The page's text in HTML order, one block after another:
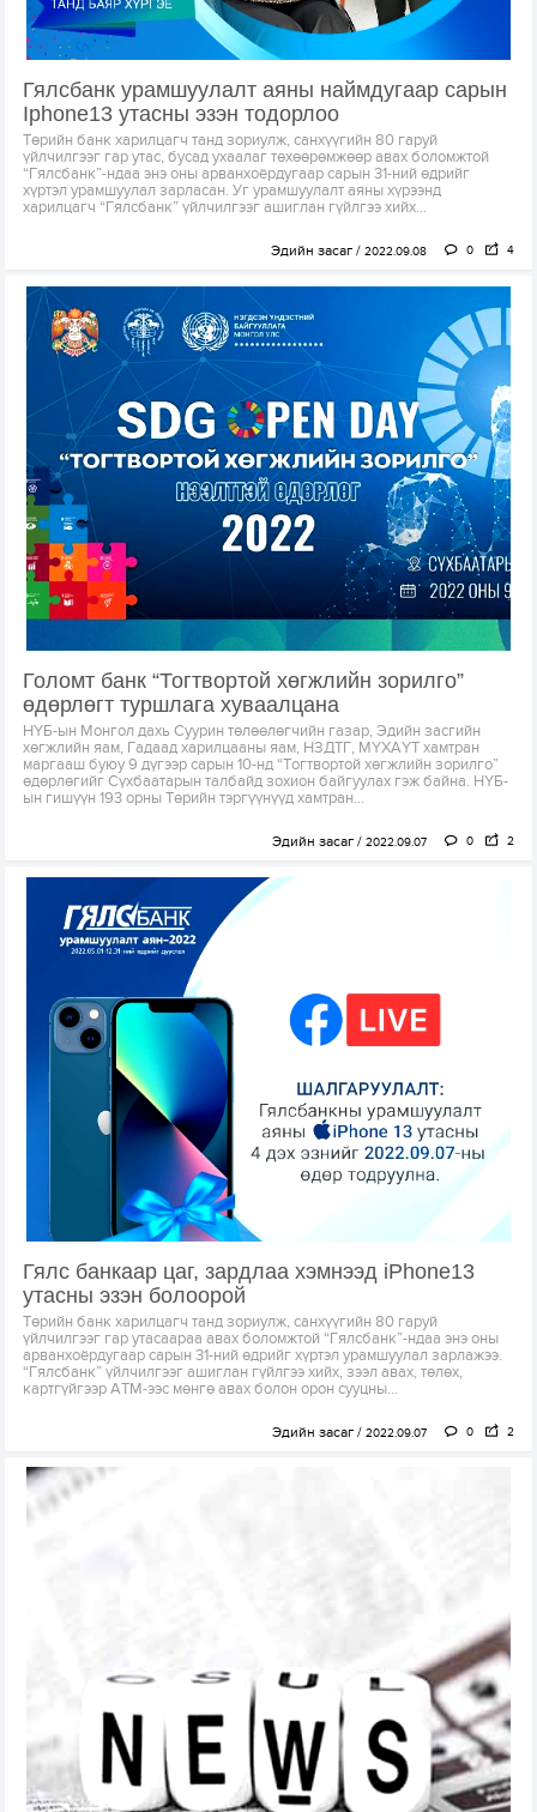
Гялсбанк урамшуулалт аяны наймдугаар сарын
Iphone13 утасны эзэн тодорлоо
Төрийн банк харилцагч танд зориулж, санхүүгийн 80 гаруй
үйлчилгээг гар утас, бусад ухаалаг төхөөрөмжөөр авах боломжтой
“Гялсбанк”-ндаа энэ оны арванхоёрдугаар сарын 31-ний өдрийг
хүртэл урамшуулал зарласан. Уг урамшуулалт аяны хүрээнд
харилцагч “Гялсбанк” үйлчилгээг ашиглан гүйлгээ хийх...
Эдийн засаг 2022.09.08 0 4
Голомт банк “Тогтвортой хөгжлийн зорилго”
өдөрлөгт туршлага хуваалцана
НҮБ-ын Монгол дахь Суурин төлөөлөгчийн газар, Эдийн засгийн
хөгжлийн яам, Гадаад харилцааны яам, НЗДТГ, МҮХАҮТ хамтран
маргааш буюу 9 дүгээр сарын 10-нд “Тогтвортой хөгжлийн зорилго”
өдөрлөгийг Сүхбаатарын талбайд зохион байгуулах гэж байна. НҮБ-
ын гишүүн 193 орны Төрийн тэргүүнүүд хамтран...
Эдийн засаг 2022.09.07 0 2
Гялс банкаар цаг, зардлаа хэмнээд iPhone13
утасны эзэн болоорой
Төрийн банк харилцагч танд зориулж, санхүүгийн 80 гаруй
үйлчилгээг гар утасаараа авах боломжтой “Гялсбанк”-ндаа энэ оны
арванхоёрдугаар сарын 31-ний өдрийг хүртэл урамшуулал зарлажээ.
“Гялсбанк” үйлчилгээг ашиглан гүйлгээ хийх, зээл авах, төлөх,
картгүйгээр АТМ-ээс мөнгө авах болон орон сууцны...
Эдийн засаг 2022.09.07 0 2